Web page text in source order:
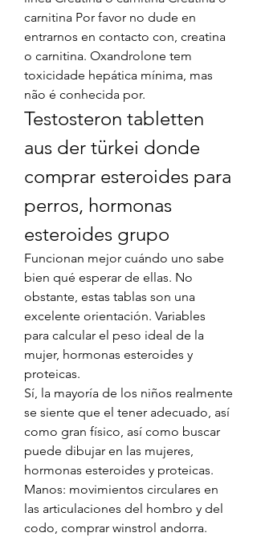
carnitina Por favor no dude en
entrarnos en contacto con, creatina
o carnitina. Oxandrolone tem
toxicidade hepática mínima, mas
não é conhecida por.
Testosteron tabletten
aus der türkei donde
comprar esteroides para
perros, hormonas
esteroides grupo
Funcionan mejor cuándo uno sabe
bien qué esperar de ellas. No
obstante, estas tablas son una
excelente orientación. Variables
para calcular el peso ideal de la
mujer, hormonas esteroides y
proteicas.
Sí, la mayoría de los niños realmente
se siente que el tener adecuado, así
como gran físico, así como buscar
puede dibujar en las mujeres,
hormonas esteroides y proteicas.
Manos: movimientos circulares en
las articulaciones del hombro y del
codo, comprar winstrol andorra.